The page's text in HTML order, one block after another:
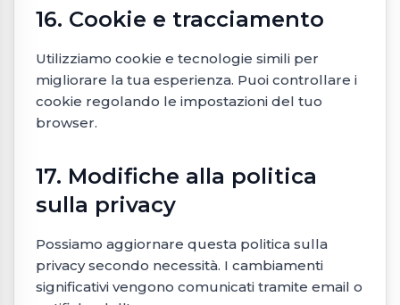
16. Cookie e tracciamento
Utilizziamo cookie e tecnologie simili per
migliorare la tua esperienza. Puoi controllare i
cookie regolando le impostazioni del tuo
browser.
17. Modifiche alla politica
sulla privacy
Possiamo aggiornare questa politica sulla
privacy secondo necessità. I cambiamenti
significativi vengono comunicati tramite email o